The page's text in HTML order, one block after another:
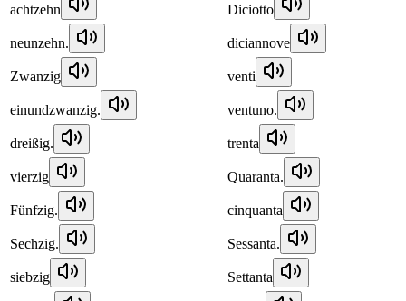
achtzehn Diciotto
neunzehn. diciannove
Zwanzig venti
einundzwanzig. ventuno.
dreißig. trenta
vierzig Quaranta.
Fünfzig. cinquanta
Sechzig. Sessanta.
siebzig Settanta